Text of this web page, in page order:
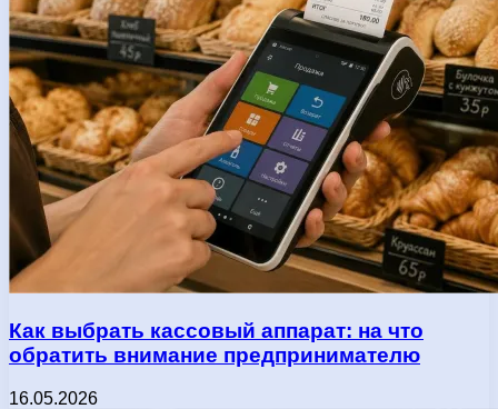
Как выбрать кассовый аппарат: на что
обратить внимание предпринимателю
16.05.2026